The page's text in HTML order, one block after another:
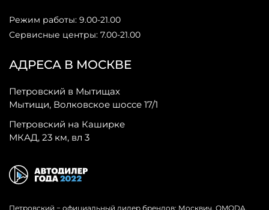
АДРЕСА В МОСКВЕ
Петровский в Мытищах
Мытищи, Волковское шоссе 17/1
Петровский на Каширке
МКАД, 23 км, вл 3
Режим работы: 9.00-21.00
Сервисные центры: 7.00-21.00
Петровский − официальный дилер брендов: Москвич, OMODA,